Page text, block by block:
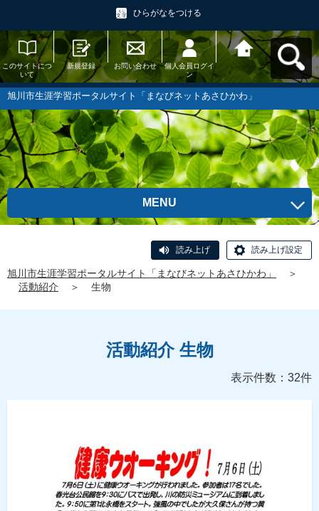
ひらがなをつける
このサイトにつ
いて
新規登録 お問い合わせ
個人会員ログイ
ン
旭川市生涯学習
ポータルサイト
「まなびネット
あさひかわ」へ
戻る
旭川市生涯学習ポータルサイト「まなびネットあさひかわ」
MENU
読み上げ 読み上げ設定
旭川市生涯学習ポータルサイト「まなびネットあさひかわ」
＞
活動紹介
＞ 生物
活動紹介 生物
表示件数：32件